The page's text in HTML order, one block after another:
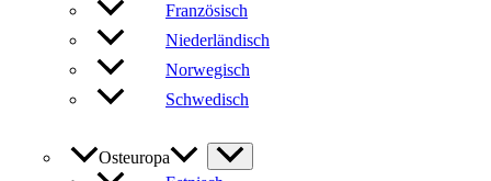
Französisch
Niederländisch
Norwegisch
Schwedisch
Osteuropa